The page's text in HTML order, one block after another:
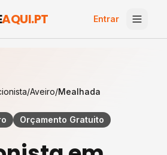
AQUI.PT Entrar
/Aveiro/Mealhada
Orçamento Gratuito